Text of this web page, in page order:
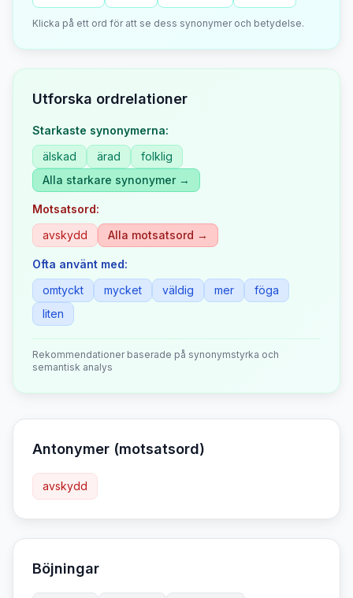
Klicka på ett ord för att se dess synonymer och betydelse.
Utforska ordrelationer
Starkaste synonymerna:
älskad
ärad
folklig
Alla starkare synonymer →
Motsatsord:
avskydd
Alla motsatsord →
Ofta använt med:
omtyckt
mycket väldig mer
föga
liten
Rekommendationer baserade på synonymstyrka och
semantisk analys
Antonymer (motsatsord)
avskydd
Böjningar